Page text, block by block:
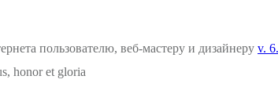
пользователю, веб-мастеру и дизайнеру v.
honor et gloria